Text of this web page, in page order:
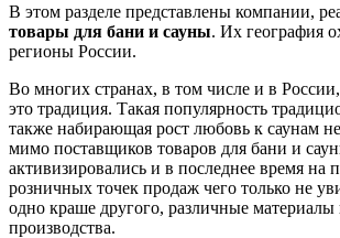
В этом разделе представлены компании,
товары для бани и сауны. Их география
регионы России.
Во многих странах, в том числе и в
это традиция. Такая популярность
также набирающая рост любовь к саунам
мимо поставщиков товаров для бани и
активизировались и в последнее время на
розничных точек продаж чего только не
одно краше другого, различные материалы
производства.